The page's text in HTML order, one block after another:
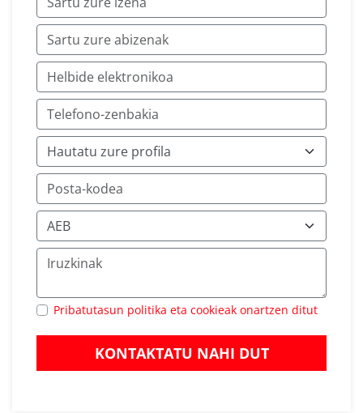
Pribatutasun politika eta cookieak onartzen ditut
KONTAKTATU NAHI DUT